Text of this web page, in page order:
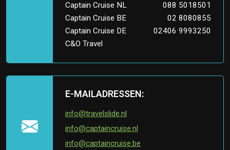
Captain Cruise NL
088 5018501
Captain Cruise BE
02 8080855
Captain Cruise DE
C&O Travel
02406 9993250
E-MAILADRESSEN:
info@travelslide.nl
info@captaincruise.nl
info@captaincruise.be